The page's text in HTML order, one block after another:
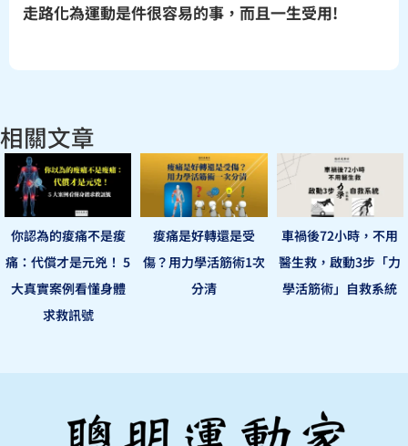
走路化為運動是件很容易的事，而且一生受用!
相關文章
你認為的痠痛不是痠
痛：代償才是元兇！ 5
大真實案例看懂身體
求救訊號
痠痛是好轉還是受
傷？用力學活筋術1次
分清
車禍後72小時，不用
醫生救，啟動3步「力
學活筋術」自救系統